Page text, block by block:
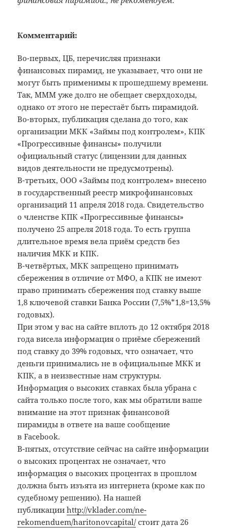
Комментарий:
Во-первых, ЦБ, перечисляя признаки
финансовых пирамид, не указывает, что они не
могут быть применимы к прошедшему времени.
Так, МММ уже долго не обещает сверхдоходы,
однако от этого не перестаёт быть пирамидой.
Во-вторых, публикация сделана до того, как
организации МКК «Займы под контролем», КПК
«Прогрессивные финансы» получили
официальный статус (лицензии для данных
видов деятельности не предусмотрены).
В-третьих, ООО «Займы под контролем» внесено
в государственный реестр микрофинансовых
организаций 11 апреля 2018 года. Свидетельство
о членстве КПК «Прогрессивные финансы»
получено 25 апреля 2018 года. То есть группа
длительное время вела приём средств без
наличия МКК и КПК.
В-четвёртых, МКК запрещено принимать
сбережения в отличие от МФО, а КПК не имеют
право принимать сбережения под ставку выше
1,8 ключевой ставки Банка России (7,5%*1,8=13,5%
годовых).
При этом у вас на сайте вплоть до 12 октября 2018
года висела информация о приёме сбережений
под ставку до 39% годовых, что означает, что
деньги принимались не в официальные МКК и
КПК, а в неизвестные нам структуры.
Информация о высоких ставках была убрана с
сайта только после того, как мы обратили ваше
внимание на этот признак финансовой
пирамиды в ответе на ваше сообщение
в Facebook.
В-пятых, отсутствие сейчас на сайте информации
о высоких процентах не означает, что
информация о высоких процентах в прошлом
должна быть изъята из интернета (кроме как по
судебному решению). На нашей
публикацииhttp://vklader.com/ne-
rekomenduem/haritonovcapital/стоит дата 26